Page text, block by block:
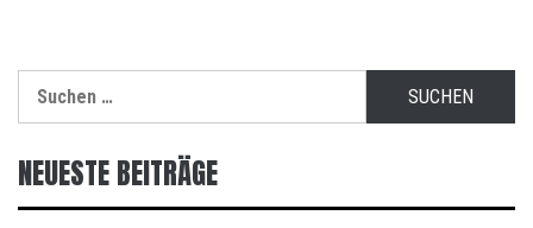
nach:
NEUESTE BEITRÄGE